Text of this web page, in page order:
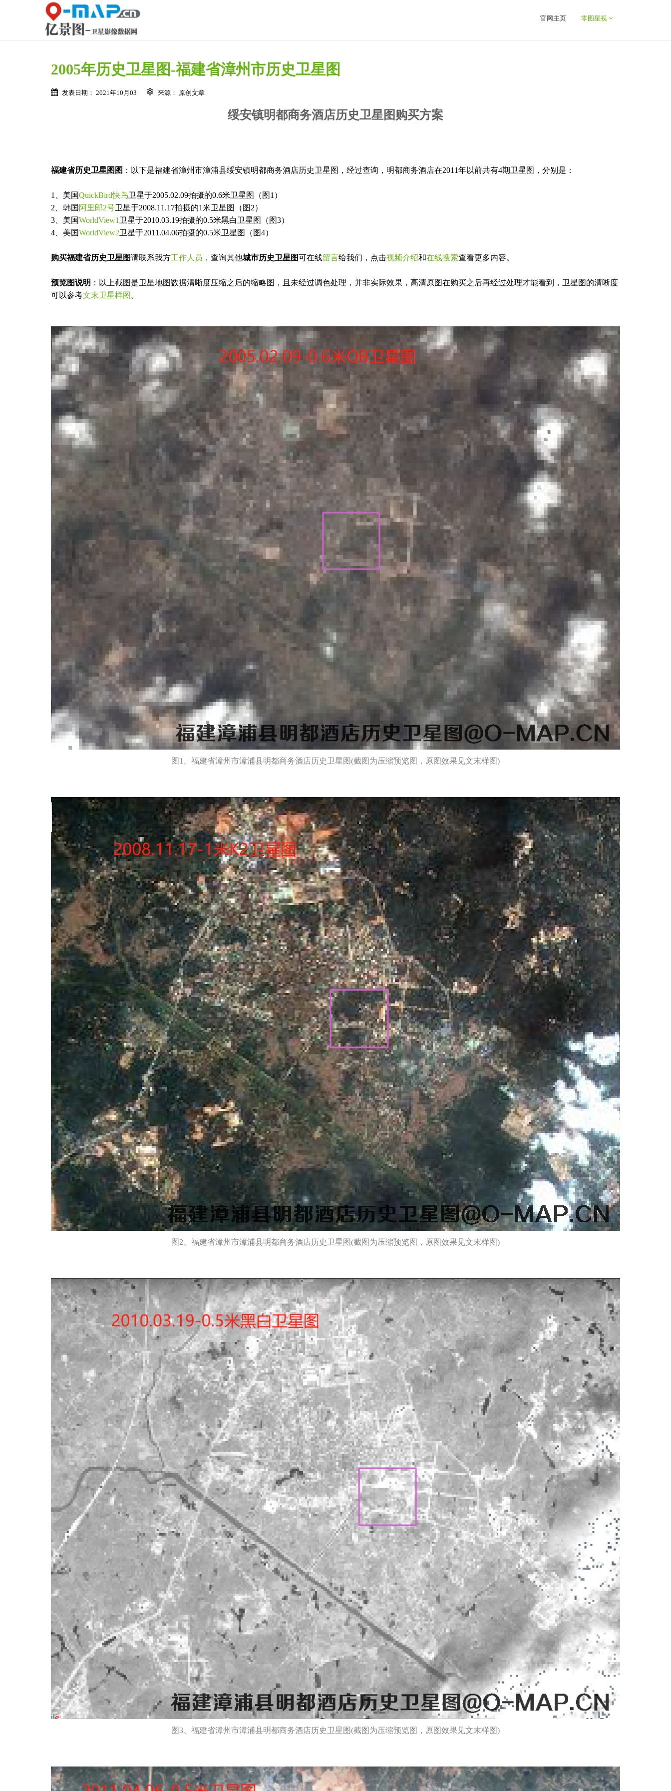
官网主页 零图星视
2005年历史卫星图-福建省漳州市历史卫星图
发表日期： 2021年10月03 来源： 原创文章
绥安镇明都商务酒店历史卫星图购买方案
福建省历史卫星图图 ：以下是福建省漳州市漳浦县绥安镇明都商务酒店历史卫星图，经过查询，明都商务酒店在2011年以前共有4期卫星图，分别是：
1、美国QuickBird快鸟卫星于2005.02.09拍摄的0.6米卫星图（图1）
2、韩国 阿里郎2号卫星于2008.11.17拍摄的1米卫星图（图2）
3、美国WorldView1 卫星于2010.03.19拍摄的0.5米黑白卫星图（图3）
4、美国WorldView2卫星于2011.04.06拍摄的0.5米卫星图（图4）
购买福建省历史卫星图请联系我方工作人员 ，查询其他城市历史卫星图可在线留言给我们，点击视频介绍和在线搜索查看更多内容。
预览图说明 ：以上截图是卫星地图数据清晰度压缩之后的缩略图，且未经过调色处理，并非实际效果，高清原图在购买之后再经过处理才能看到，卫星图的清晰度
可以参考文末卫星样图 。
图1、福建省漳州市漳浦县明都商务酒店历史卫星图(截图为压缩预览图，原图效果见文末样图)
图2、福建省漳州市漳浦县明都商务酒店历史卫星图(截图为压缩预览图，原图效果见文末样图)
图3、福建省漳州市漳浦县明都商务酒店历史卫星图(截图为压缩预览图，原图效果见文末样图)